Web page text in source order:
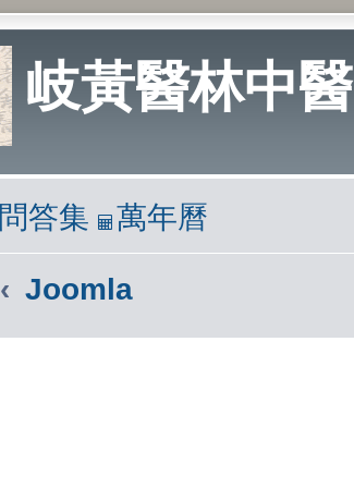
岐黃醫林中醫
問答集 萬年曆
Joomla